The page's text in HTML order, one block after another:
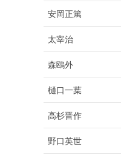
安岡正篤
太宰治
森鴎外
樋口一葉
高杉晋作
野口英世